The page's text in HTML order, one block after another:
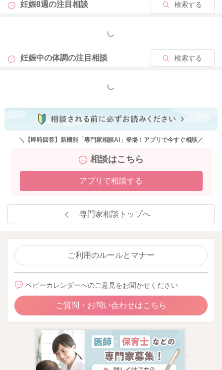
妊娠8週の注目相談 検索する
もっと見る
妊娠中の体調の注目相談 検索する
もっと見る
＼【即時回答】新機能「専門家相談AI」登場！アプリで今すぐ相談／
相談はこちら
アプリで相談する
専門家相談トップへ
ご利用のルールとマナー
ベビーカレンダーへのご意見をお聞かせください
ご質問・お問い合わせはこちら